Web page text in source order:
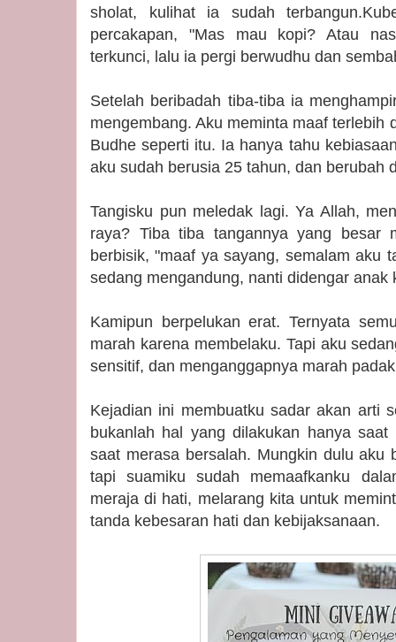
sholat, kulihat ia sudah
percakapan, "Mas mau kopi? Atau
terkunci, lalu ia pergi berwudhu dan
Setelah beribadah tiba-tiba ia
mengembang. Aku meminta maaf terlebih
Budhe seperti itu. Ia hanya tahu
aku sudah berusia 25 tahun, dan berubah
Tangisku pun meledak lagi. Ya Allah,
raya? Tiba tiba tangannya yang besar
berbisik, "maaf ya sayang, semalam aku
sedang mengandung, nanti didengar anak
Kamipun berpelukan erat. Ternyata
marah karena membelaku. Tapi aku
sensitif, dan menganggapnya marah
Kejadian ini membuatku sadar akan arti
bukanlah hal yang dilakukan hanya
saat merasa bersalah. Mungkin dulu aku
tapi suamiku sudah memaafkanku
meraja di hati, melarang kita untuk
tanda kebesaran hati dan kebijaksanaan.